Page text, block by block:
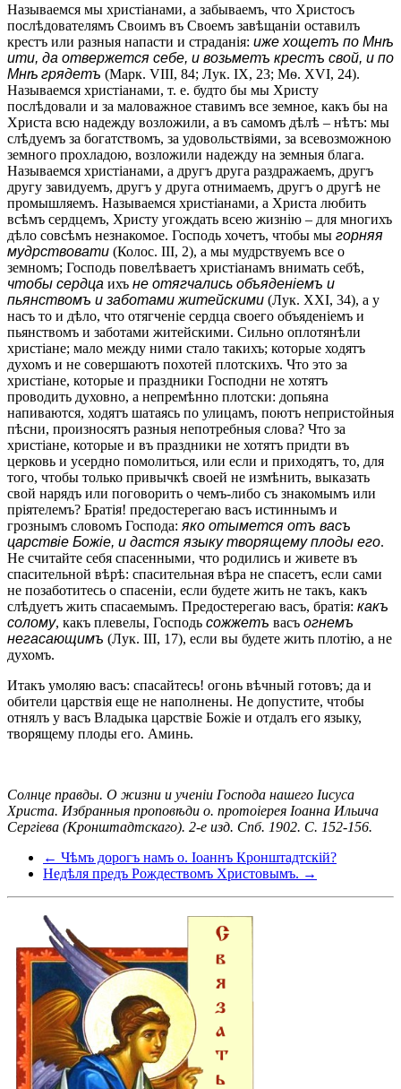
Называемся мы христіанами, а забываемъ, что Христосъ
послѣдователямъ Своимъ въ Своемъ завѣщаніи оставилъ
крестъ или разныя напасти и страданія: иже хощетъ по Мнѣ
ити, да отвержется себе, и возьметъ крестъ свой, и по
Мнѣ грядетъ (Марк. VIII, 84; Лук. IX, 23; Мѳ. XVI, 24).
Называемся христіанами, т. е. будто бы мы Христу
послѣдовали и за маловажное ставимъ все земное, какъ бы на
Христа всю надежду возложили, а въ самомъ дѣлѣ – нѣтъ: мы
слѣдуемъ за богатствомъ, за удовольствіями, за всевозможною
земного прохладою, возложили надежду на земныя блага.
Называемся христіанами, а другъ друга раздражаемъ, другъ
другу завидуемъ, другъ у друга отнимаемъ, другъ о другѣ не
промышляемъ. Называемся христіанами, а Христа любить
всѣмъ сердцемъ, Христу угождать всею жизнію – для многихъ
дѣло совсѣмъ незнакомое. Господь хочетъ, чтобы мы горняя
мудрствовати (Колос. III, 2), а мы мудрствуемъ все о
земномъ; Господь повелѣваетъ христіанамъ внимать себѣ,
чтобы сердца ихъ не отягчались объяденіемъ и
пьянствомъ и заботами житейскими (Лук. XXI, 34), а у
насъ то и дѣло, что отягченіе сердца своего объяденіемъ и
пьянствомъ и заботами житейскими. Сильно оплотянѣли
христіане; мало между ними стало такихъ; которые ходятъ
духомъ и не совершаютъ похотей плотскихъ. Что это за
христіане, которые и праздники Господни не хотятъ
проводить духовно, а непремѣнно плотски: допьяна
напиваются, ходятъ шатаясь по улицамъ, поютъ непристойныя
пѣсни, произносятъ разныя непотребныя слова? Что за
христіане, которые и въ праздники не хотятъ придти въ
церковь и усердно помолиться, или если и приходятъ, то, для
того, чтобы только привычкѣ своей не измѣнить, выказать
свой нарядъ или поговорить о чемъ-либо съ знакомымъ или
пріятелемъ? Братія! предостерегаю васъ истиннымъ и
грознымъ словомъ Господа: яко отымется отъ васъ
царствіе Божіе, и дастся языку творящему плоды его.
Не считайте себя спасенными, что родились и живете въ
спасительной вѣрѣ: спасительная вѣра не спасетъ, если сами
не позаботитесь о спасеніи, если будете жить не такъ, какъ
слѣдуетъ жить спасаемымъ. Предостерегаю васъ, братія: какъ
солому, какъ плевелы, Господь сожжетъ васъ огнемъ
негасающимъ (Лук. III, 17), если вы будете жить плотію, а не
духомъ.
Итакъ умоляю васъ: спасайтесь! огонь вѣчный готовъ; да и
обители царствія еще не наполнены. Не допустите, чтобы
отнялъ у васъ Владыка царствіе Божіе и отдалъ его языку,
творящему плоды его. Аминь.
Солнце правды. О жизни и ученіи Господа нашего Іисуса
Христа. Избранныя проповѣди о. протоіерея Іоанна Ильича
Сергіева (Кронштадтскаго). 2-е изд. Спб. 1902. С. 152-156.
← Чѣмъ дорогъ намъ о. Іоаннъ Кронштадтскій?
Недѣля предъ Рождествомъ Христовымъ. →